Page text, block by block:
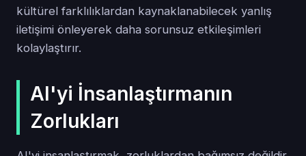
kültürel farklılıklardan kaynaklanabilecek yanlış
iletişimi önleyerek daha sorunsuz etkileşimleri
kolaylaştırır.
AI'yi İnsanlaştırmanın
Zorlukları